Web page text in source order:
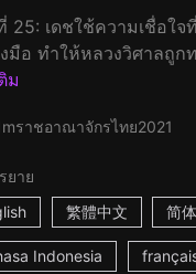
25: เดชใช้ความเชื่อใจ
มือ ทำให้หลวงวิศาลถูก
ม
ราชอาณาจักรไทย2021
ยาย
繁體中文 简
Indonesia